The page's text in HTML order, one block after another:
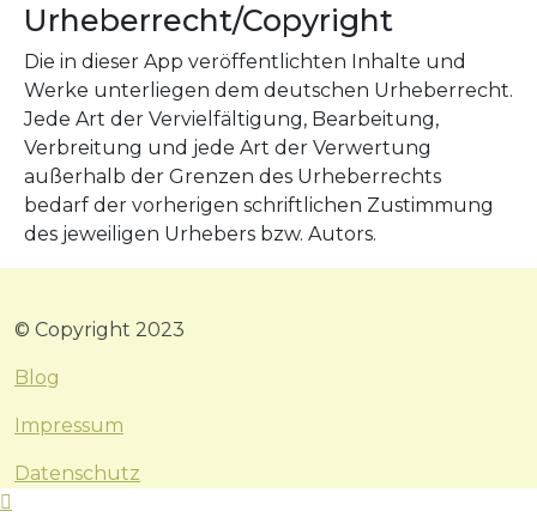
Urheberrecht/Copyright
Die in dieser App veröffentlichten Inhalte und
Werke unterliegen dem deutschen Urheberrecht.
Jede Art der Vervielfältigung, Bearbeitung,
Verbreitung und jede Art der Verwertung
außerhalb der Grenzen des Urheberrechts
bedarf der vorherigen schriftlichen Zustimmung
des jeweiligen Urhebers bzw. Autors.
© Copyright 2023
Blog
Impressum
Datenschutz